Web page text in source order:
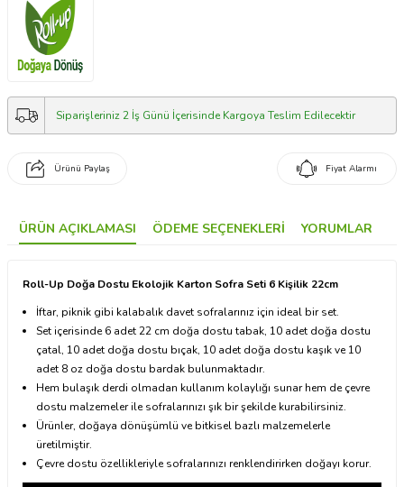
Siparişleriniz 2 İş Günü İçerisinde Kargoya Teslim Edilecektir
Ürünü Paylaş Fiyat Alarmı
ÜRÜN AÇIKLAMASI ÖDEME SEÇENEKLERI YORUMLAR
Roll-Up Doğa Dostu Ekolojik Karton Sofra Seti 6 Kişilik 22cm
İftar, piknik gibi kalabalık davet sofralarınız için ideal bir set.
Set içerisinde 6 adet 22 cm doğa dostu tabak, 10 adet doğa dostu
çatal, 10 adet doğa dostu bıçak, 10 adet doğa dostu kaşık ve 10
adet 8 oz doğa dostu bardak bulunmaktadır.
Hem bulaşık derdi olmadan kullanım kolaylığı sunar hem de çevre
dostu malzemeler ile sofralarınızı şık bir şekilde kurabilirsiniz.
Ürünler, doğaya dönüşümlü ve bitkisel bazlı malzemelerle
üretilmiştir.
Çevre dostu özellikleriyle sofralarınızı renklendirirken doğayı korur.